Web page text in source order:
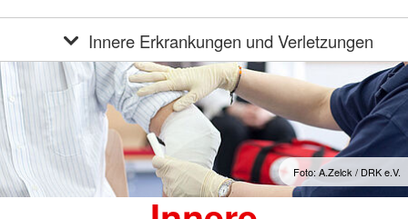
Innere Erkrankungen und Verletzungen
Foto: A.Zelck / DRK e.V.